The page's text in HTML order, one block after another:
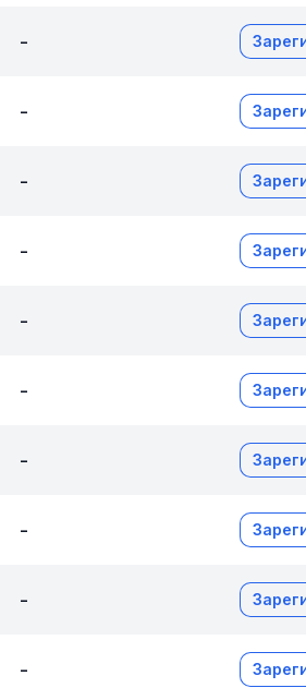
-
-
-
-
-
-
-
-
-
-